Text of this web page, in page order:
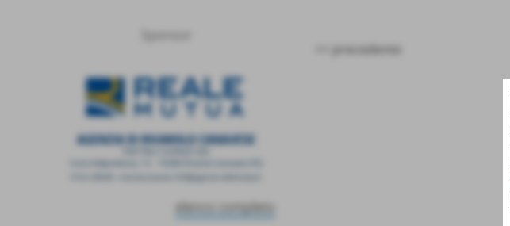
elenco completo
<< precedente